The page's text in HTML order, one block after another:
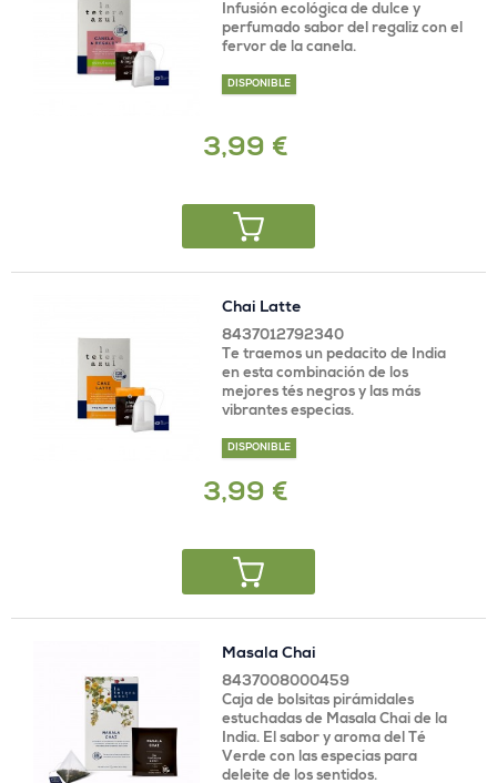
Infusión ecológica de dulce y
perfumado sabor del regaliz con el
fervor de la canela.
DISPONIBLE
3,99 €
Chai Latte
8437012792340
Te traemos un pedacito de India
en esta combinación de los
mejores tés negros y las más
vibrantes especias.
DISPONIBLE
3,99 €
Masala Chai
8437008000459
Caja de bolsitas pirámidales
estuchadas de Masala Chai de la
India. El sabor y aroma del Té
Verde con las especias para
deleite de los sentidos.